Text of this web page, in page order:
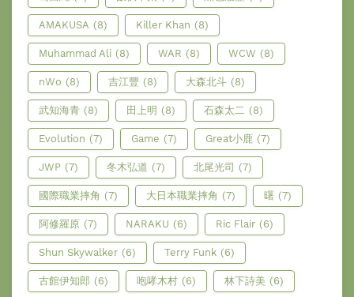
AMAKUSA (8) Killer Khan (8)
Muhammad Ali (8) WAR (8) WCW (8)
nWo (8) 吉江豐 (8) 大森北斗 (8)
武知海青 (8) 田上明 (8) 石森太二 (8)
Evolution (7) Game (7) Great小鹿 (7)
JWP (7) 冬木弘道 (7) 北尾光司 (7)
國際職業摔角 (7) 大日本職業摔角 (7) 曙 (7)
阿修羅原 (7) NARAKU (6) Ric Flair (6)
Shun Skywalker (6) Terry Funk (6)
古館伊知郎 (6) 咆哮木村 (6) 林下詩美 (6)